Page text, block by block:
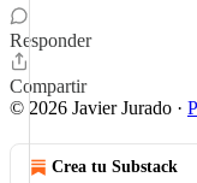
Responder
Compartir
© 2026 Javier Jurado ·
Crea tu Substack